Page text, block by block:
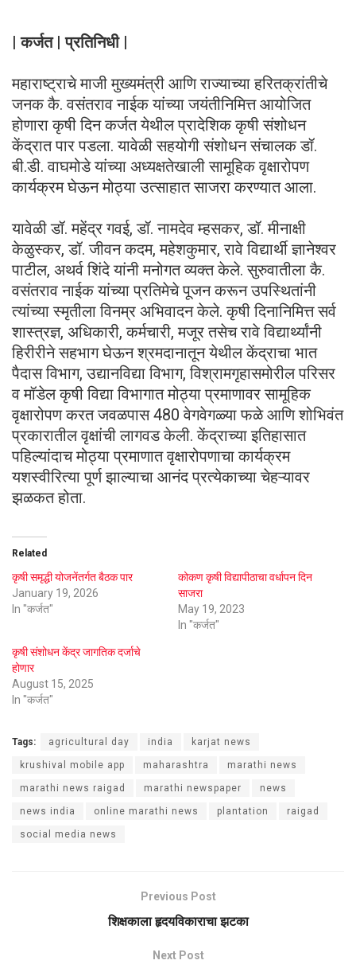
| कर्जत | प्रतिनिधी |
महाराष्ट्राचे माजी मुख्यमंत्री आणि राज्याच्या हरितक्रांतीचे
जनक कै. वसंतराव नाईक यांच्या जयंतीनिमित्त आयोजित
होणारा कृषी दिन कर्जत येथील प्रादेशिक कृषी संशोधन
केंद्रात पार पडला. यावेळी सहयोगी संशोधन संचालक डॉ.
बी.डी. वाघमोडे यांच्या अध्यक्षतेखाली सामूहिक वृक्षारोपण
कार्यक्रम घेऊन मोठ्या उत्साहात साजरा करण्यात आला.
यावेळी डॉ. महेंद्र गवई, डॉ. नामदेव म्हसकर, डॉ. मीनाक्षी
केळुस्कर, डॉ. जीवन कदम, महेशकुमार, रावे विद्यार्थी ज्ञानेश्वर
पाटील, अथर्व शिंदे यांनी मनोगत व्यक्त केले. सुरुवातीला कै.
वसंतराव नाईक यांच्या प्रतिमेचे पूजन करून उपस्थितांनी
त्यांच्या स्मृतीला विनम्र अभिवादन केले. कृषी दिनानिमित्त सर्व
शास्त्रज्ञ, अधिकारी, कर्मचारी, मजूर तसेच रावे विद्यार्थ्यांनी
हिरीरीने सहभाग घेऊन श्रमदानातून येथील केंद्राचा भात
पैदास विभाग, उद्यानविद्या विभाग, विश्रामगृहासमोरील परिसर
व मॉडेल कृषी विद्या विभागात मोठ्या प्रमाणावर सामूहिक
वृक्षारोपण करत जवळपास 480 वेगवेगळ्या फळे आणि शोभिवंत
प्रकारातील वृक्षांची लागवड केली. केंद्राच्या इतिहासात
पहिल्यांदाच मोठ्या प्रमाणात वृक्षारोपणाचा कार्यक्रम
यशस्वीरित्या पूर्ण झाल्याचा आनंद प्रत्येकाच्या चेहऱ्यावर
झळकत होता.
Related
कृषी समृद्धी योजनेंतर्गत बैठक पार
January 19, 2026
In "कर्जत"
कोकण कृषी विद्यापीठाचा वर्धापन दिन
साजरा
May 19, 2023
In "कर्जत"
कृषी संशोधन केंद्र जागतिक दर्जाचे
होणार
August 15, 2025
In "कर्जत"
Tags: agricultural day india karjat news
krushival mobile app maharashtra marathi news
marathi news raigad marathi newspaper news
news india online marathi news plantation raigad
social media news
Previous Post
शिक्षकाला हृदयविकाराचा झटका
Next Post